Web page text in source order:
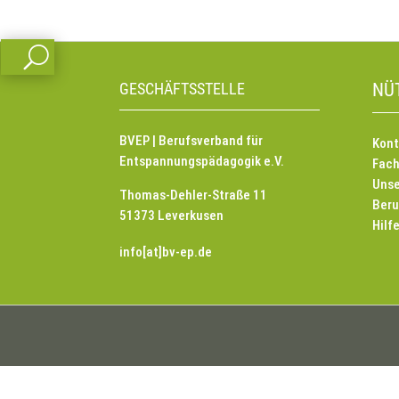
GESCHÄFTSSTELLE
BVEP | Berufsverband für
Entspannungspädagogik e.V.
Thomas-Dehler-Straße 11
51373 Leverkusen
info[at]bv-ep.de
U